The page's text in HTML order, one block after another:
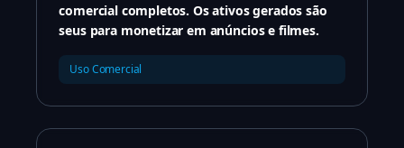
comercial completos. Os ativos gerados são
seus para monetizar em anúncios e filmes.
Uso Comercial